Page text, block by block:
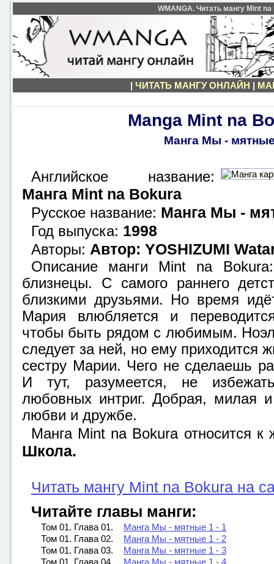
WMANGA. Читать мангу Mint
| ЧИТАТЬ МАНГУ ОНЛАЙН |
Manga Mint na
Манга Мы -
Английское название:
Манга Mint na Bokura
Русское название: Манга Мы -
Год выпуска: 1998
Авторы: Автор: YOSHIZUMI
Описание манги Mint na
близнецы. С самого раннего
близкими друзьями. Но время
Мария влюбляется и
чтобы быть рядом с любимым.
следует за ней, но ему приходится
сестру Марии. Чего не сделаешь
И тут, разумеется, не
любовных интриг. Добрая, милая
любви и дружбе.
Манга Mint na Bokura относится
Школа.
Читать мангу Mint na Bokura на
Читайте главы манги:
Том 01. Глава 01.
Манга Мы - мятные 1 - 1
Том 01. Глава 02.
Манга Мы - мятные 1 - 2
Том 01. Глава 03.
Манга Мы - мятные 1 - 3
Том 01. Глава 04.
Манга Мы - мятные 1 - 4